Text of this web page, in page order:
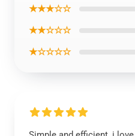
★★★☆☆
★★☆☆☆
★☆☆☆☆